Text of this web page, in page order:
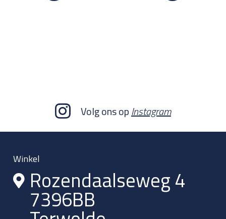
Volg ons opInstagram
Winkel
Rozendaalseweg 4
7396BB